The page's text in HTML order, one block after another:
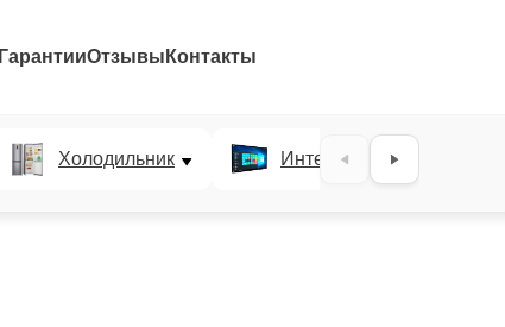
ГарантииОтзывы Контакты
Холодильник Интерактивные панели